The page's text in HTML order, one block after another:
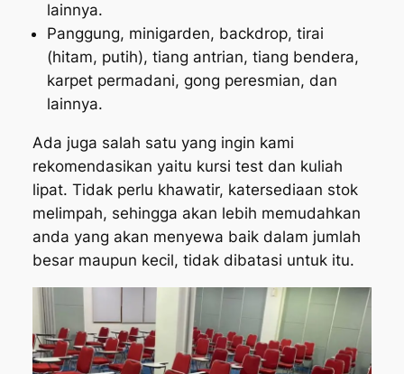
lainnya.
Panggung, minigarden, backdrop, tirai
(hitam, putih), tiang antrian, tiang bendera,
karpet permadani, gong peresmian, dan
lainnya.
Ada juga salah satu yang ingin kami
rekomendasikan yaitu kursi test dan kuliah
lipat. Tidak perlu khawatir, katersediaan stok
melimpah, sehingga akan lebih memudahkan
anda yang akan menyewa baik dalam jumlah
besar maupun kecil, tidak dibatasi untuk itu.